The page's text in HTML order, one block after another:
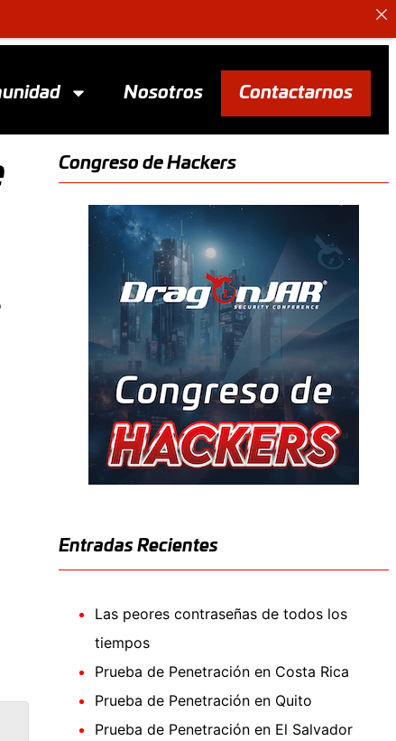
Nosotros Contactarnos
Congreso de Hackers
Entradas Recientes
Las peores contraseñas de todos los
tiempos
Prueba de Penetración en Costa Rica
Prueba de Penetración en Quito
Prueba de Penetración en El Salvador